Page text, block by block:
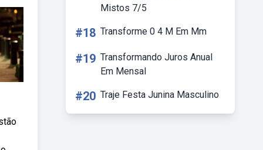
Mistos 7/5
#18 Transforme 0 4 M Em Mm
#19 Transformando Juros Anual
Em Mensal
#20 Traje Festa Junina Masculino